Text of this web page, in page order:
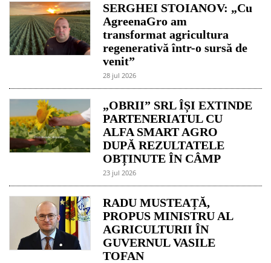
SERGHEI STOIANOV: „Cu
AgreenaGro am
transformat agricultura
regenerativă într-o sursă de
venit”
28 jul 2026
„OBRII” SRL ÎȘI EXTINDE
PARTENERIATUL CU
ALFA SMART AGRO
DUPĂ REZULTATELE
OBȚINUTE ÎN CÂMP
23 jul 2026
RADU MUSTEAȚĂ,
PROPUS MINISTRU AL
AGRICULTURII ÎN
GUVERNUL VASILE
TOFAN